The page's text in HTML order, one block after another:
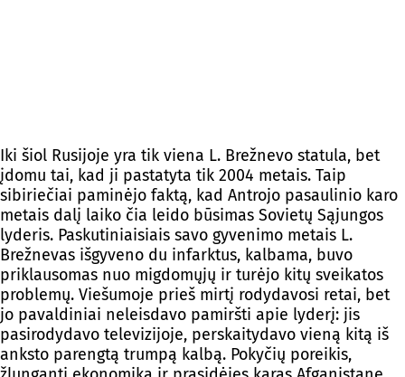
Iki šiol Rusijoje yra tik viena L. Brežnevo statula, bet
įdomu tai, kad ji pastatyta tik 2004 metais. Taip
sibiriečiai paminėjo faktą, kad Antrojo pasaulinio karo
metais dalį laiko čia leido būsimas Sovietų Sąjungos
lyderis. Paskutiniaisiais savo gyvenimo metais L.
Brežnevas išgyveno du infarktus, kalbama, buvo
priklausomas nuo migdomųjų ir turėjo kitų sveikatos
problemų. Viešumoje prieš mirtį rodydavosi retai, bet
jo pavaldiniai neleisdavo pamiršti apie lyderį: jis
pasirodydavo televizijoje, perskaitydavo vieną kitą iš
anksto parengtą trumpą kalbą. Pokyčių poreikis,